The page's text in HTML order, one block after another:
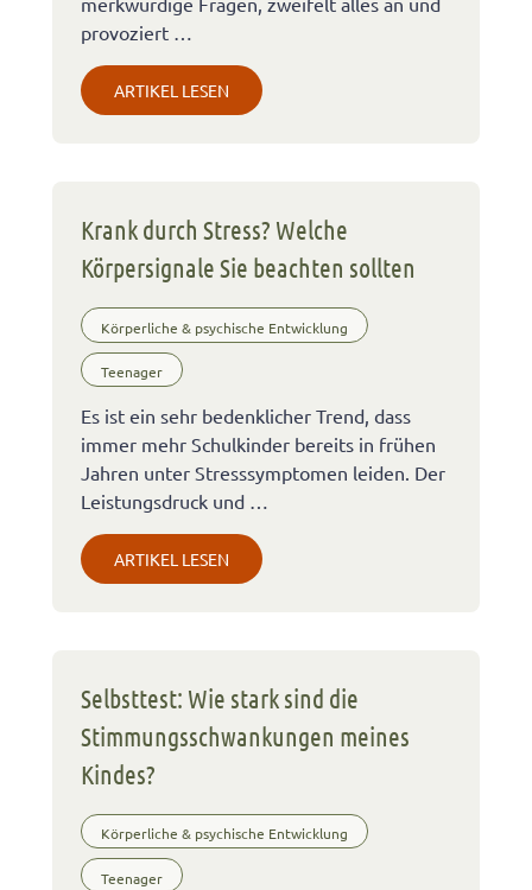
provoziert …
ARTIKEL LESEN
Krank durch Stress? Welche
Körpersignale Sie beachten sollten
Körperliche & psychische Entwicklung
Teenager
Es ist ein sehr bedenklicher Trend, dass
immer mehr Schulkinder bereits in frühen
Jahren unter Stresssymptomen leiden. Der
Leistungsdruck und …
ARTIKEL LESEN
Selbsttest: Wie stark sind die
Stimmungsschwankungen meines
Kindes?
Körperliche & psychische Entwicklung
Teenager